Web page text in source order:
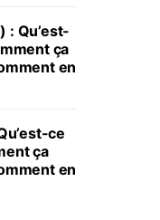
: Qu’est-
ça
en
ce
ça
en